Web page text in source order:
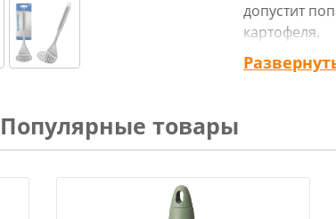
допустит
из
Популярные товары